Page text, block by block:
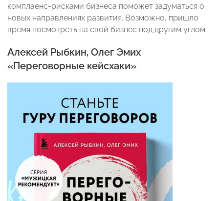
комплаенс-рисками бизнеса поможет задуматься о
новых направлениях развития. Возможно, пришло
время посмотреть на свой бизнес под другим углом.
Алексей Рыбкин, Олег Эмих
«Переговорные кейсхаки»